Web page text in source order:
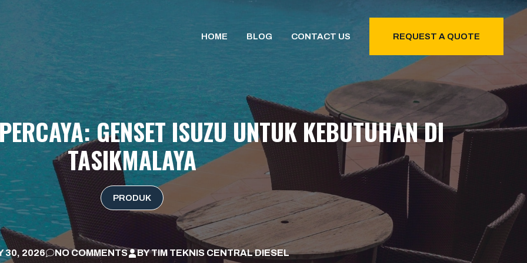
HOME BLOG CONTACT US REQUEST A QUOTE
GENSET ISUZU UNTUK KEBUTUHAN DI
TASIKMALAYA
PRODUK
30, 2026 NO COMMENTS BYTIM TEKNIS CENTRAL DIESEL